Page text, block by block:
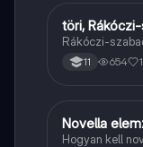
Töri
töri,
Rákóczi-
11 654 1
Magyar
Novella
Hogyan kell